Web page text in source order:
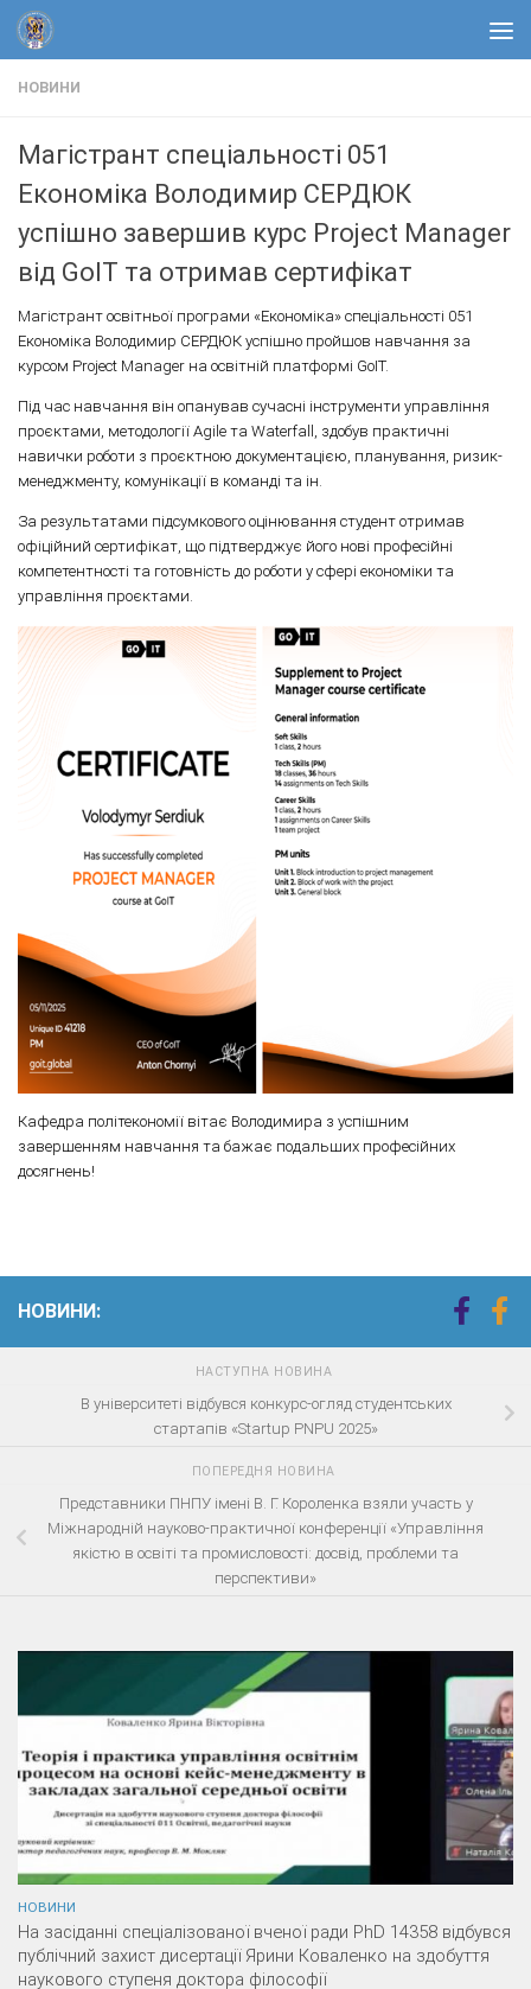
Skip to content
НОВИНИ
Магістрант спеціальності 051
Економіка Володимир СЕРДЮК
успішно завершив курс Project Manager
від GoIT та отримав сертифікат
Магістрант освітньої програми «Економіка» спеціальності 051
Економіка Володимир СЕРДЮК успішно пройшов навчання за
курсом Project Manager на освітній платформі GoIT.
Під час навчання він опанував сучасні інструменти управління
проєктами, методології Agile та Waterfall, здобув практичні
навички роботи з проєктною документацією, планування, ризик-
менеджменту, комунікації в команді та ін.
За результатами підсумкового оцінювання студент отримав
офіційний сертифікат, що підтверджує його нові професійні
компетентності та готовність до роботи у сфері економіки та
управління проєктами.
Кафедра політекономії вітає Володимира з успішним
завершенням навчання та бажає подальших професійних
досягнень!
НОВИНИ:
НАСТУПНА НОВИНА
В університеті відбувся конкурс-огляд студентських
стартапів «Startup PNPU 2025»
ПОПЕРЕДНЯ НОВИНА
Представники ПНПУ імені В. Г. Короленка взяли участь у
Міжнародній науково-практичної конференції «Управління
якістю в освіті та промисловості: досвід, проблеми та
перспективи»
НОВИНИ
На засіданні спеціалізованої вченої ради PhD 14358 відбувся
публічний захист дисертації Ярини Коваленко на здобуття
наукового ступеня доктора філософії